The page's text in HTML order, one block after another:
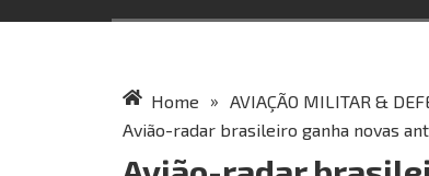
Home » AVIAÇÃO MILITAR &
Avião-radar brasileiro ganha novas